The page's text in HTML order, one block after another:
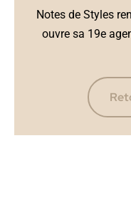
Notes de Styles
ouvre sa 19e